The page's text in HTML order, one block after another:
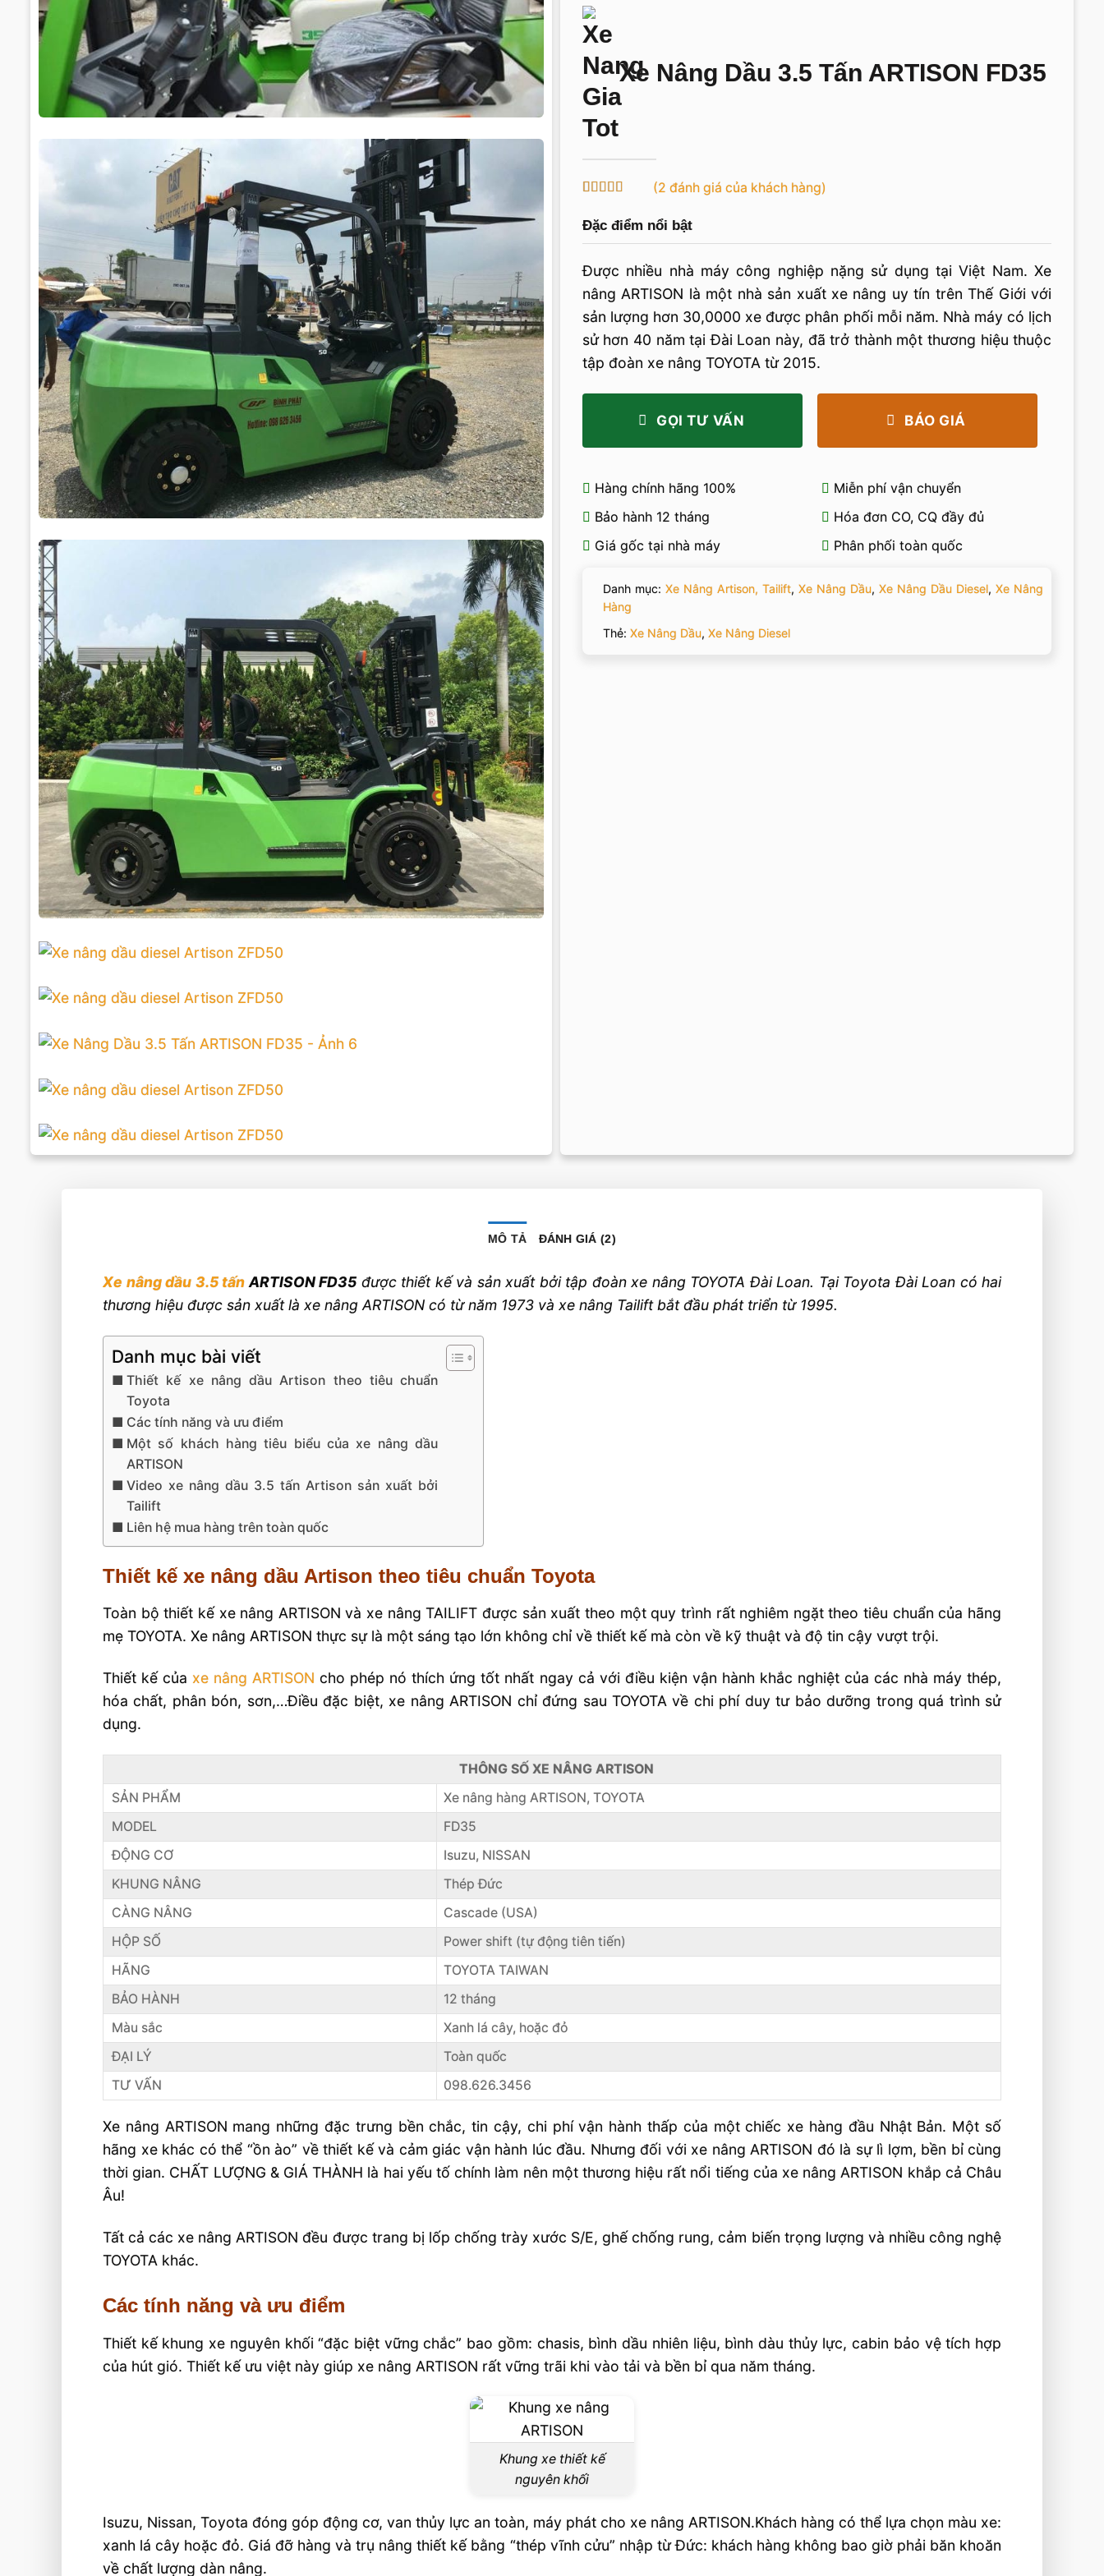
Xe Nâng Dầu 3.5 Tấn ARTISON FD35
trênđánh
giá
(2 đánh giá của khách hàng)
Đặc điểm nổi bật
Được nhiều nhà máy công nghiệp nặng sử dụng tại Việt Nam. Xe
nâng ARTISON là một nhà sản xuất xe nâng uy tín trên Thế Giới với
sản lượng hơn 30,0000 xe được phân phối mỗi năm. Nhà máy có lịch
sử hơn 40 năm tại Đài Loan này, đã trở thành một thương hiệu thuộc
tập đoàn xe nâng TOYOTA từ 2015.
GỌI TƯ VẤN BÁO GIÁ
Hàng chính hãng 100%
Miễn phí vận chuyển
Bảo hành 12 tháng
Hóa đơn CO, CQ đầy đủ
Giá gốc tại nhà máy
Phân phối toàn quốc
Danh mục: Xe Nâng Artison, Tailift, Xe Nâng Dầu,Xe Nâng Dầu Diesel,Xe Nâng
Hàng
Thẻ: Xe Nâng Dầu, Xe Nâng Diesel
MÔ TẢ ĐÁNH GIÁ (2)
Xe nâng dầu 3.5 tấn ARTISON FD35 được thiết kế và sản xuất bởi tập đoàn xe nâng TOYOTA Đài Loan. Tại Toyota Đài Loan có hai
thương hiệu được sản xuất là xe nâng ARTISON có từ năm 1973 và xe nâng Tailift bắt đầu phát triển từ 1995.
Danh mục bài viết
Thiết kế xe nâng dầu Artison theo tiêu chuẩn
Toyota
Các tính năng và ưu điểm
Một số khách hàng tiêu biểu của xe nâng dầu
ARTISON
Video xe nâng dầu 3.5 tấn Artison sản xuất bởi
Tailift
Liên hệ mua hàng trên toàn quốc
Thiết kế xe nâng dầu Artison theo tiêu chuẩn Toyota
Toàn bộ thiết kế xe nâng ARTISON và xe nâng TAILIFT được sản xuất theo một quy trình rất nghiêm ngặt theo tiêu chuẩn của hãng
mẹ TOYOTA. Xe nâng ARTISON thực sự là một sáng tạo lớn không chỉ về thiết kế mà còn về kỹ thuật và độ tin cậy vượt trội.
Thiết kế của xe nâng ARTISON cho phép nó thích ứng tốt nhất ngay cả với điều kiện vận hành khắc nghiệt của các nhà máy thép,
hóa chất, phân bón, sơn,…Điều đặc biệt, xe nâng ARTISON chỉ đứng sau TOYOTA về chi phí duy tư bảo dưỡng trong quá trình sử
dụng.
THÔNG SỐ XE NÂNG ARTISON
SẢN PHẨM
Xe nâng hàng ARTISON, TOYOTA
MODEL
FD35
ĐỘNG CƠ
Isuzu, NISSAN
KHUNG NÂNG
Thép Đức
CÀNG NÂNG
Cascade (USA)
HỘP SỐ
Power shift (tự động tiên tiến)
HÃNG
TOYOTA TAIWAN
BẢO HÀNH
12 tháng
Màu sắc
Xanh lá cây, hoặc đỏ
ĐẠI LÝ
Toàn quốc
TƯ VẤN
098.626.3456
Xe nâng ARTISON mang những đặc trưng bền chắc, tin cậy, chi phí vận hành thấp của một chiếc xe hàng đầu Nhật Bản. Một số
hãng xe khác có thể “ồn ào” về thiết kế và cảm giác vận hành lúc đầu. Nhưng đối với xe nâng ARTISON đó là sự lì lợm, bền bỉ cùng
thời gian. CHẤT LƯỢNG & GIÁ THÀNH là hai yếu tố chính làm nên một thương hiệu rất nổi tiếng của xe nâng ARTISON khắp cả Châu
Âu!
Tất cả các xe nâng ARTISON đều được trang bị lốp chống trày xước S/E, ghế chống rung, cảm biến trọng lượng và nhiều công nghệ
TOYOTA khác.
Các tính năng và ưu điểm
Thiết kế khung xe nguyên khối “đặc biệt vững chắc” bao gồm: chasis, bình dầu nhiên liệu, bình dàu thủy lực, cabin bảo vệ tích hợp
của hút gió. Thiết kế ưu việt này giúp xe nâng ARTISON rất vững trãi khi vào tải và bền bỉ qua năm tháng.
Khung xe thiết kế
nguyên khối
Isuzu, Nissan, Toyota đóng góp động cơ, van thủy lực an toàn, máy phát cho xe nâng ARTISON.Khách hàng có thể lựa chọn màu xe:
xanh lá cây hoặc đỏ. Giá đỡ hàng và trụ nâng thiết kế bằng “thép vĩnh cửu” nhập từ Đức: khách hàng không bao giờ phải băn khoăn
về chất lượng dàn nâng.